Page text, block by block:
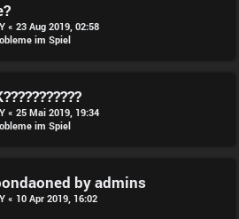
« 23 Aug 2019, 02:58
im Spiel
« 25 Mai 2019, 19:34
im Spiel
by admins
« 10 Apr 2019, 16:02